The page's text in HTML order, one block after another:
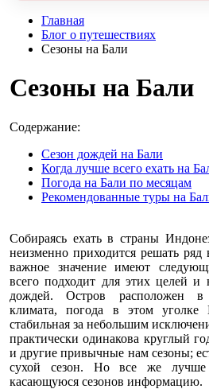
Главная
Блог о путешествиях
Сезоны на Бали
Сезоны на Бали
Содержание:
Сезон дождей на Бали
Когда лучше всего ехать на
Погода на Бали по месяцам
Рекомендованные туры на
Собираясь ехать в страны
неизменно приходится решать ряд
важное значение имеют
всего подходит для этих целей и
дождей. Остров расположен в
климата, погода в этом
стабильная за небольшим
практически одинакова круглый
и другие привычные нам сезоны;
сухой сезон. Но все же лучше
касающуюся сезонов информацию.